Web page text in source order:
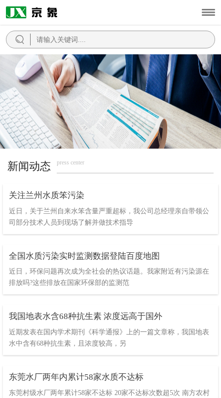
新闻动态 press center
关注兰州水质笨污染
近日，关于兰州自来水笨含量严重超标，我公司总经理亲自带领公
司部分技术人员到现场了解并做技术指导
全国水质污染实时监测数据登陆百度地图
近日，环保问题再次成为全社会的热议话题。我家附近有污染源在
排放吗?这些排放在国家环保部的监测范
我国地表水含68种抗生素 浓度远高于国外
近期发表在国内学术期刊《科学通报》上的一篇文章称，我国地表
水中含有68种抗生素，且浓度较高，另
东莞水厂两年内累计58家水质不达标
东莞村级水厂两年累计58家不达标 20家不达标次数超5次 南方农村